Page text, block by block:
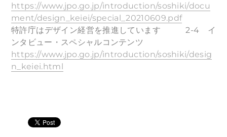
https://www.jpo.go.jp/introduction/soshiki/docu
ment/design_keiei/special_20210609.pdf
特許庁はデザイン経営を推進しています 2-4 イ
ンタビュー・スペシャルコンテンツ
https://www.jpo.go.jp/introduction/soshiki/desig
n_keiei.html